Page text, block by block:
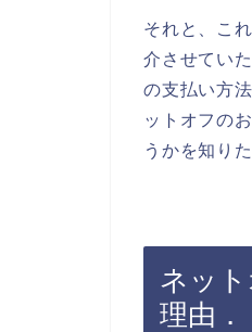
それと、こ
介させてい
の支払い方
ットオフの
うかを知り
ネッ
理由．